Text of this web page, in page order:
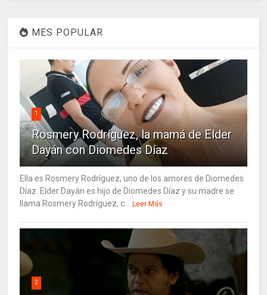
MES POPULAR
1
Rosmery Rodríguez, la mamá de Elder
Dayán con Diomedes Díaz
Ella es Rosmery Rodríguez, uno de los amores de Diomedes
Díaz. Elder Dayán es hijo de Diomedes Díaz y su madre se
llama Rosmery Rodríguez, c...
Leer Más
2